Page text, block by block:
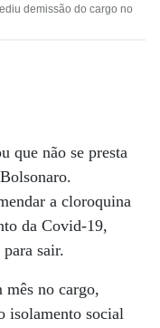
demissão do cargo no
que não se presta
a cloroquina
da Covid-19,
sair.
no cargo,
isolamento social